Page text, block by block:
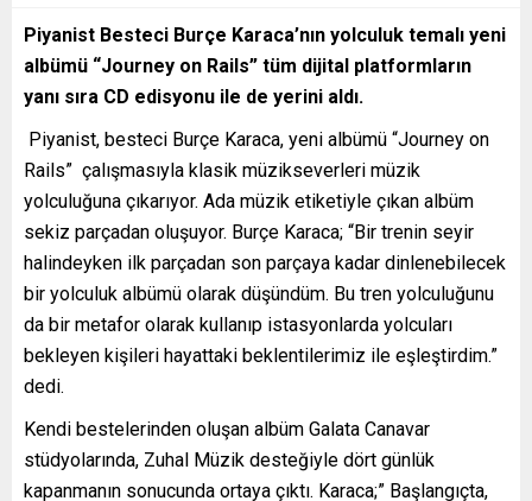
Piyanist Besteci Burçe Karaca’nın yolculuk temalı yeni
albümü “Journey on Rails” tüm dijital platformların
yanı sıra CD edisyonu ile de yerini aldı.
Piyanist, besteci Burçe Karaca, yeni albümü “Journey on
Rails” çalışmasıyla klasik müzikseverleri müzik
yolculuğuna çıkarıyor. Ada müzik etiketiyle çıkan albüm
sekiz parçadan oluşuyor. Burçe Karaca; “Bir trenin seyir
halindeyken ilk parçadan son parçaya kadar dinlenebilecek
bir yolculuk albümü olarak düşündüm. Bu tren yolculuğunu
da bir metafor olarak kullanıp istasyonlarda yolcuları
bekleyen kişileri hayattaki beklentilerimiz ile eşleştirdim.”
dedi.
Kendi bestelerinden oluşan albüm Galata Canavar
stüdyolarında, Zuhal Müzik desteğiyle dört günlük
kapanmanın sonucunda ortaya çıktı. Karaca;” Başlangıçta,